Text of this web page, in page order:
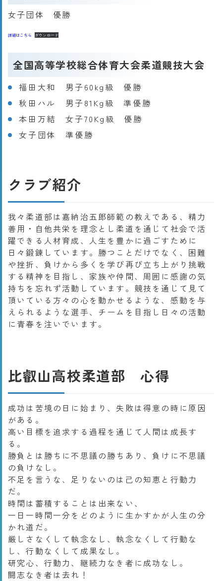
女子団体 優勝
詳細はこちら ダウンロード
全国高等学校総合体育大会柔道競技大会
福田大和 男子60kg級 優勝
秋田ハル 男子81Kg級 準優勝
本田万結 女子70Kg級 優勝
女子団体 準優勝
クラブ紹介
我々柔道部は嘉納治五郎師範の教えである、精力
善用・自他共栄を理念とし柔道を通じて社会で活
躍できる人材育成、人生を豊かに過ごすために
日々鍛錬しています。勝つことだけでなく、困難
や挫折、負けから多くを学び再び立ち上がり挑戦
する精神を目指し、家族や仲間、周囲に感謝の気
持ちを忘れず活動しています。競技を通じて見て
頂いている方々の心を動かせるような、感動を与
えられるような選手、チームを目指し日々の活動
に青春を注いでいます。
比叡山高校柔道部 心得
成功は苦境の日に始まり、失敗は得意の時に原因
がある。
高い目標を追求する過程を通じて人間は成長す
る。
勝負とは勝ちに不思議の勝ちあり、負けに不思議
の負けなし。
不足を言うな、足りないのは己の知恵と行動力
だ。
時間は蓄積することは出来ない、
一日一時間一分をどのように生かすかが人生の分
かれ道だ。
厳しさなくして執念なし、執念なくして行動な
し、行動なくして成果なし。
研究心、行動力、継続力なき者に成功なし。
闘志なき者は去れ！